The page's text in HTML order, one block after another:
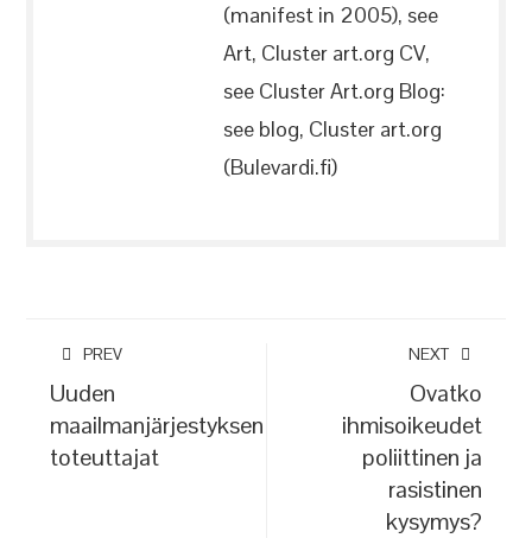
(manifest in 2005), see
Art, Cluster art.org CV,
see Cluster Art.org Blog:
see blog, Cluster art.org
(Bulevardi.fi)
PREV
Uuden
maailmanjärjestyksen
toteuttajat
NEXT
Ovatko
ihmisoikeudet
poliittinen ja
rasistinen
kysymys?